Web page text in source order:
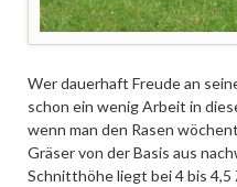
Wer dauerhaft Freude an
schon ein wenig Arbeit in
wenn man den Rasen
Gräser von der Basis aus
Schnitthöhe liegt bei 4 bis